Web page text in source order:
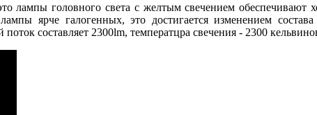
лампы головного света с желтым свечением обеспечивают
ярче галогенных, это достигается изменением
составляет 2300lm, температцра свечения - 2300